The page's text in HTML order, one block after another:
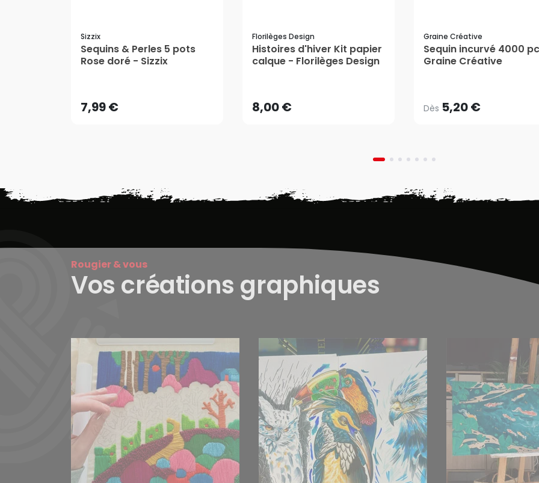
Sizzix
Sequins & Perles 5 pots
Rose doré - Sizzix
7,99 €AJOUTER AU PANIER
Florilèges Design
Histoires d'hiver Kit papier
calque - Florilèges Design
8,00 €
8,00 €
AJOUTER AU PANIER
Graine Créative
Sequin incurvé 4000
Graine Créative
Dès 5,20 €
Dès5,20 €
Rougier & vous
Vos créations graphiques